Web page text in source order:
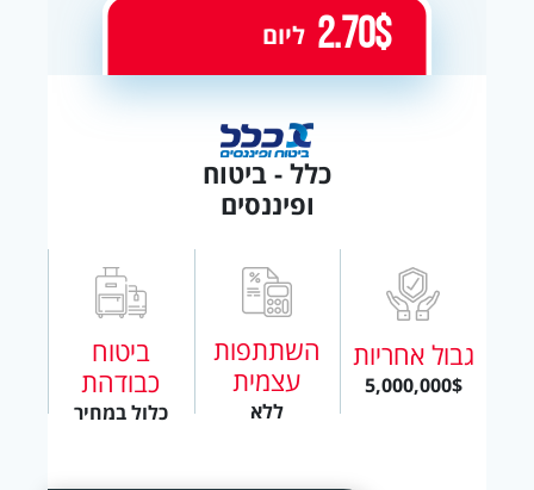
כלל - ביטוח
ופיננסים
גבול אחריות
5,000,000$
השתתפות
עצמית
ללא
ביטוח
כבודהת
כלול במחיר
2.70$ ליום